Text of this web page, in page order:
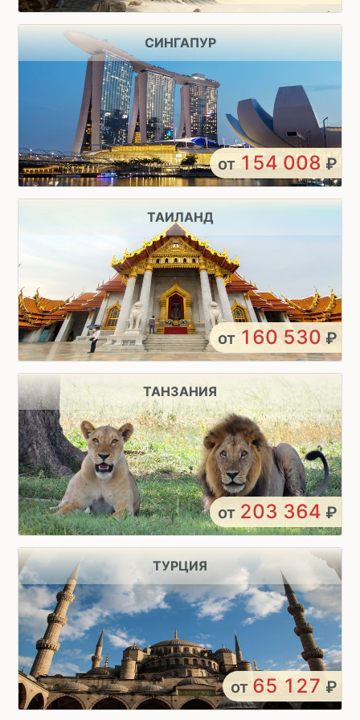
СИНГАПУР
от 154 008 ₽
ТАИЛАНД
от 160 530 ₽
ТАНЗАНИЯ
от 203 364 ₽
ТУРЦИЯ
от 65 127 ₽